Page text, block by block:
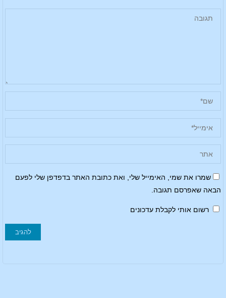
שמרו את שמי, האימייל שלי, ואת כתובת האתר בדפדפן שלי לפעם
הבאה שאפרסם תגובה.
רשום אותי לקבלת עדכונים